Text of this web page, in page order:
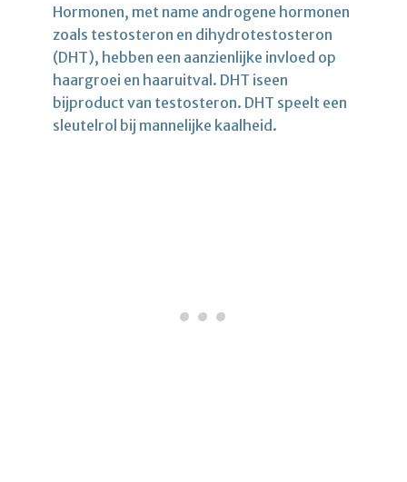
Hormonen, met name androgene hormonen
zoals testosteron en dihydrotestosteron
(DHT), hebben een aanzienlijke invloed op
haargroei en haaruitval. DHT iseen
bijproduct van testosteron. DHT speelt een
sleutelrol bij mannelijke kaalheid.